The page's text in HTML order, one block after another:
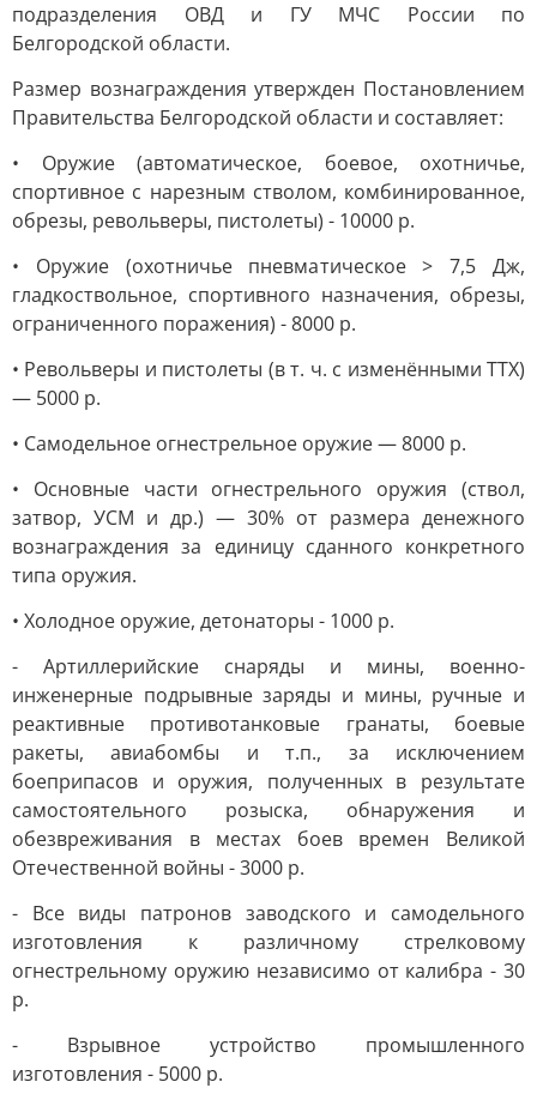
подразделения ОВД и ГУ МЧС России по
Белгородской области.
Размер вознаграждения утвержден Постановлением
Правительства Белгородской области и составляет:
• Оружие (автоматическое, боевое, охотничье,
спортивное с нарезным стволом, комбинированное,
обрезы, револьверы, пистолеты) - 10000 р.
• Оружие (охотничье пневматическое > 7,5 Дж,
гладкоствольное, спортивного назначения, обрезы,
ограниченного поражения) - 8000 р.
• Револьверы и пистолеты (в т. ч. с изменёнными ТТХ)
— 5000 р.
• Самодельное огнестрельное оружие — 8000 р.
• Основные части огнестрельного оружия (ствол,
затвор, УСМ и др.) — 30% от размера денежного
вознаграждения за единицу сданного конкретного
типа оружия.
• Холодное оружие, детонаторы - 1000 р.
- Артиллерийские снаряды и мины, военно-
инженерные подрывные заряды и мины, ручные и
реактивные противотанковые гранаты, боевые
ракеты, авиабомбы и т.п., за исключением
боеприпасов и оружия, полученных в результате
самостоятельного розыска, обнаружения и
обезвреживания в местах боев времен Великой
Отечественной войны - 3000 р.
- Все виды патронов заводского и самодельного
изготовления к различному стрелковому
огнестрельному оружию независимо от калибра - 30
р.
- Взрывное устройство промышленного
изготовления - 5000 р.